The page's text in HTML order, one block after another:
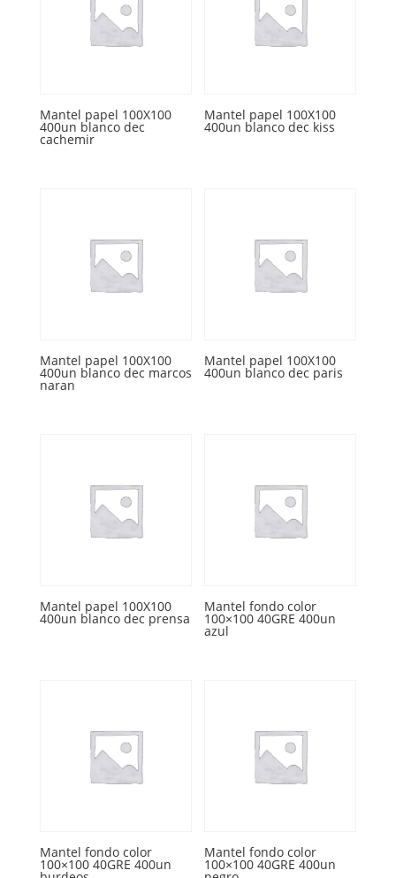
Mantel papel 100X100
400un blanco dec
cachemir
Mantel papel 100X100
400un blanco dec kiss
Mantel papel 100X100
400un blanco dec marcos
naran
Mantel papel 100X100
400un blanco dec paris
Mantel papel 100X100
400un blanco dec prensa
Mantel fondo color
100×100 40GRE 400un
azul
Mantel fondo color
100×100 40GRE 400un
Mantel fondo color
100×100 40GRE 400un